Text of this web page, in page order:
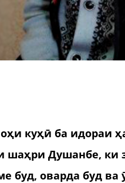
куҳӣ ба идораи
шаҳри Душанбе, ки
буд, оварда буд